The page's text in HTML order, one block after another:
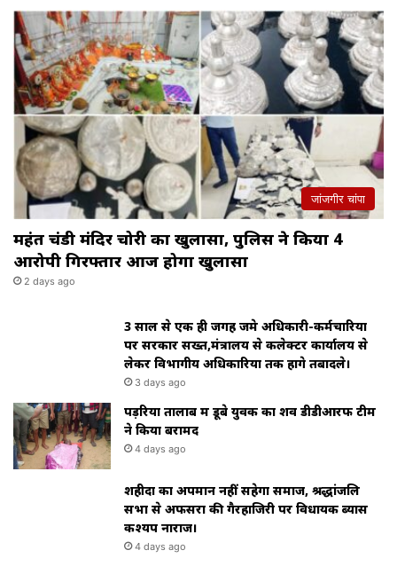
जांजगीर चांपा
महंत चंडी मंदिर चोरी का खुलासा, पुलिस ने किया 4
आरोपी गिरफ्तार आज होगा खुलासा
2 days ago
3 साल से एक ही जगह जमे अधिकारी-कर्मचारियों
पर सरकार सख्त,मंत्रालय से कलेक्टर कार्यालय से
लेकर विभागीय अधिकारियों तक होंगे तबादले।
3 days ago
पड़रिया तालाब में डूबे युवक का शव डीडीआरफ टीम
ने किया बरामद
4 days ago
शहीदों का अपमान नहीं सहेगा समाज, श्रद्धांजलि
सभा से अफसरों की गैरहाजिरी पर विधायक ब्यास
कश्यप नाराज।
4 days ago